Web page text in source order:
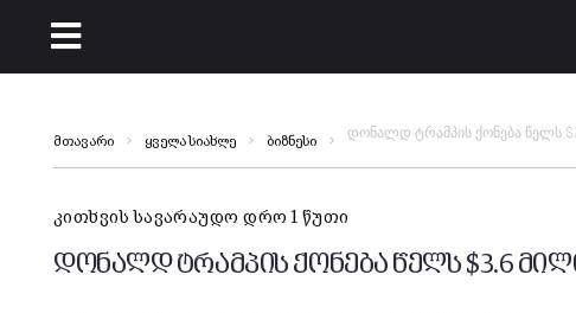
მთავარი ყველა სიახლე ბიზნესი
დონალდ ტრამპის ქონება წელს
კითხვის სავარაუდო დრო 1 წუთი
დონალდ ტრამპის ქონება წელს $3.6